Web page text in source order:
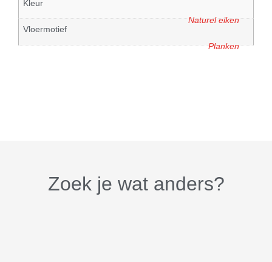
Kleur
Naturel eiken
Vloermotief
Planken
Zoek je wat anders?